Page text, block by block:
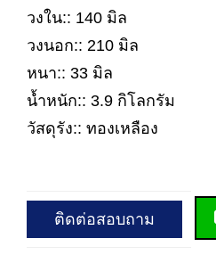
วงใน:: 140 มิล
วงนอก:: 210 มิล
หนา:: 33 มิล
น้ำหนัก:: 3.9 กิโลกรัม
วัสดุรัง:: ทองเหลือง
ติดต่อสอบถาม